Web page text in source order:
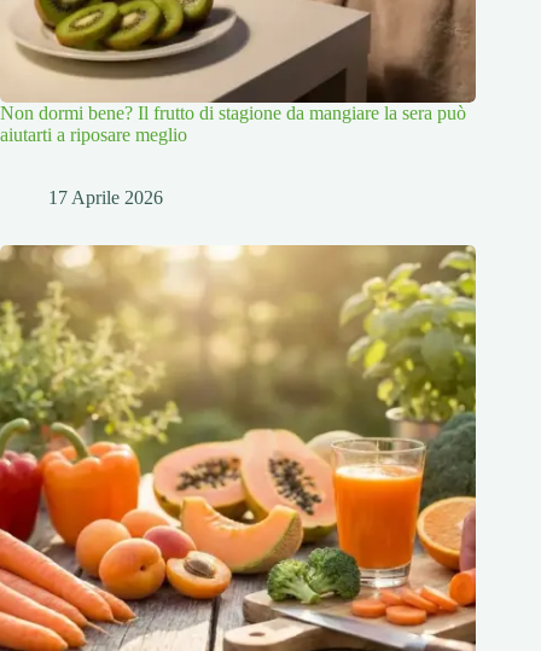
Non dormi bene? Il frutto di stagione da mangiare la sera può
aiutarti a riposare meglio
17 Aprile 2026